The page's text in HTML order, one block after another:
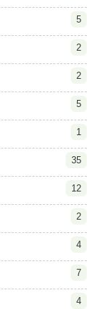
5
2
2
5
1
35
12
2
4
7
4